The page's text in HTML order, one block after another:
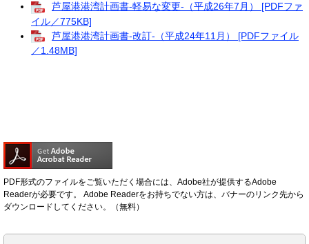
芦屋港港湾計画書-軽易な変更-（平成26年7月） [PDFファ
イル／775KB]
芦屋港港湾計画書-改訂-（平成24年11月） [PDFファイル
／1.48MB]
PDF形式のファイルをご覧いただく場合には、Adobe社が提供するAdobe
Readerが必要です。
Adobe Readerをお持ちでない方は、バナーのリンク先から
ダウンロードしてください。（無料）